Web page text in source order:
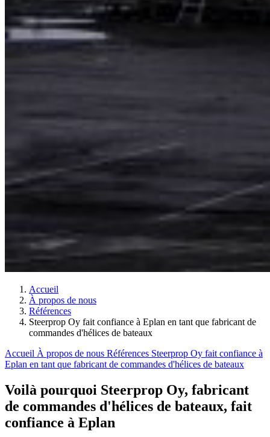
Accueil
À propos de nous
Références
Steerprop Oy fait confiance à Eplan en tant que fabricant de
commandes d'hélices de bateaux
Accueil À propos de nous Références Steerprop Oy fait confiance à
Eplan en tant que fabricant de commandes d'hélices de bateaux
Voilà pourquoi Steerprop Oy, fabricant
de commandes d'hélices de bateaux, fait
confiance à Eplan